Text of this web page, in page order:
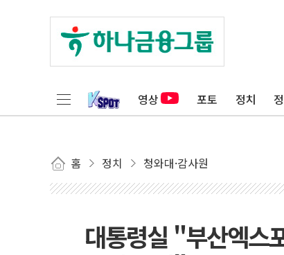
영상 포토 정치
홈 정치 청와대·감사원
대통령실 "부산엑